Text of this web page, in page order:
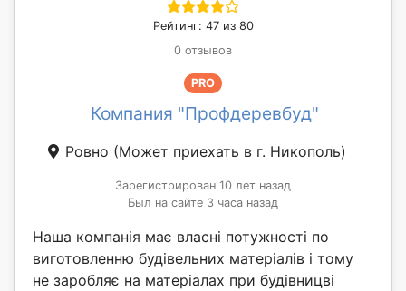
Рейтинг: 47 из 80
0 отзывов
PRO
Компания "Профдеревбуд"
Ровно (Может приехать в г. Никополь)
Зарегистрирован 10 лет назад
Был на сайте 3 часа назад
Наша компанія має власні потужності по
виготовленню будівельних матеріалів і тому
не заробляє на матеріалах при будівницві